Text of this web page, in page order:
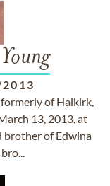
of Halkirk,
13, 2013, at
brother of Edwina